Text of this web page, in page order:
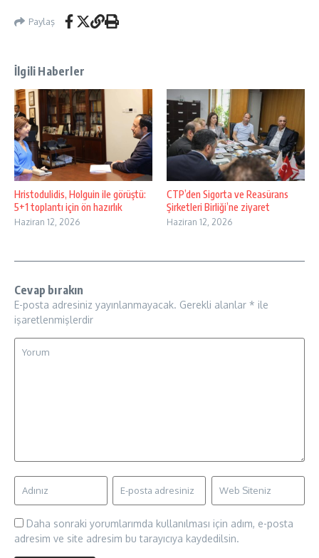
Paylaş
İlgili Haberler
Hristodulidis, Holguin ile görüştü:
5+1 toplantı için ön hazırlık
Haziran 12, 2026
CTP’den Sigorta ve Reasürans
Şirketleri Birliği’ne ziyaret
Haziran 12, 2026
Cevap bırakın
E-posta adresiniz yayınlanmayacak. Gerekli alanlar * ile
işaretlenmişlerdir
Daha sonraki yorumlarımda kullanılması için adım, e-posta
adresim ve site adresim bu tarayıcıya kaydedilsin.